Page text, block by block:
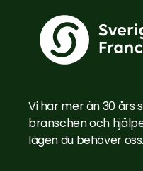
Vi har mer än 30 års
branschen och
lägen du behöver oss.